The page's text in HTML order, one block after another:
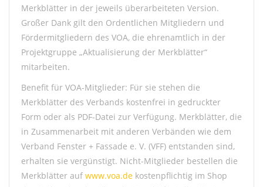
Merkblätter in der jeweils überarbeiteten Version.
Großer Dank gilt den Ordentlichen Mitgliedern und
Fördermitgliedern des VOA, die ehrenamtlich in der
Projektgruppe „Aktualisierung der Merkblätter“
mitarbeiten.
Benefit für VOA-Mitglieder: Für sie stehen die
Merkblätter des Verbands kostenfrei in gedruckter
Form oder als PDF-Datei zur Verfügung. Merkblätter, die
in Zusammenarbeit mit anderen Verbänden wie dem
Verband Fenster + Fassade e. V. (VFF) entstanden sind,
erhalten sie vergünstigt. Nicht-Mitglieder bestellen die
Merkblätter auf www.voa.de kostenpflichtig im Shop